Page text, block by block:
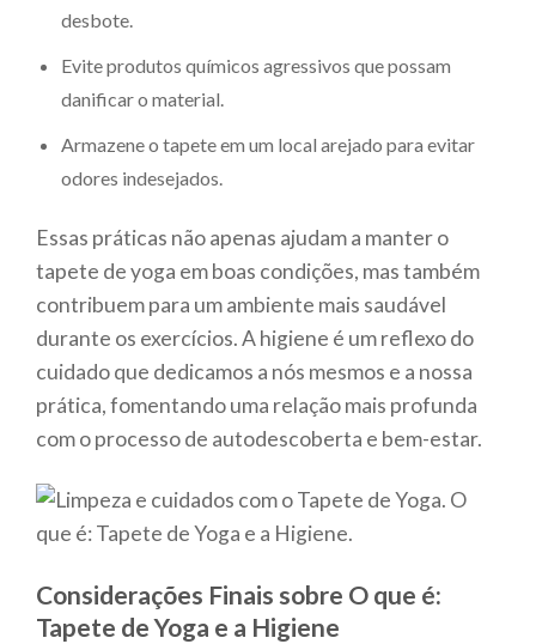
desbote.
Evite produtos químicos agressivos que possam
danificar o material.
Armazene o tapete em um local arejado para evitar
odores indesejados.
Essas práticas não apenas ajudam a manter o
tapete de yoga em boas condições, mas também
contribuem para um ambiente mais saudável
durante os exercícios. A higiene é um reflexo do
cuidado que dedicamos a nós mesmos e a nossa
prática, fomentando uma relação mais profunda
com o processo de autodescoberta e bem-estar.
Considerações Finais sobre O que é:
Tapete de Yoga e a Higiene